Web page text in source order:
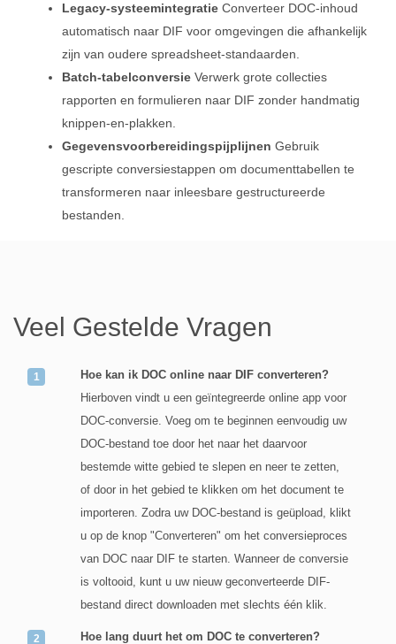
Legacy‑systeemintegratie Converteer DOC-inhoud
automatisch naar DIF voor omgevingen die afhankelijk
zijn van oudere spreadsheet‑standaarden.
Batch‑tabelconversie Verwerk grote collecties
rapporten en formulieren naar DIF zonder handmatig
knippen‑en‑plakken.
Gegevensvoorbereidingspijplijnen Gebruik
gescripte conversiestappen om documenttabellen te
transformeren naar inleesbare gestructureerde
bestanden.
Veel Gestelde Vragen
Hoe kan ik DOC online naar DIF converteren?
Hierboven vindt u een geïntegreerde online app voor
DOC-conversie. Voeg om te beginnen eenvoudig uw
DOC-bestand toe door het naar het daarvoor
bestemde witte gebied te slepen en neer te zetten,
of door in het gebied te klikken om het document te
importeren. Zodra uw DOC-bestand is geüpload, klikt
u op de knop "Converteren" om het conversieproces
van DOC naar DIF te starten. Wanneer de conversie
is voltooid, kunt u uw nieuw geconverteerde DIF-
bestand direct downloaden met slechts één klik.
Hoe lang duurt het om DOC te converteren?